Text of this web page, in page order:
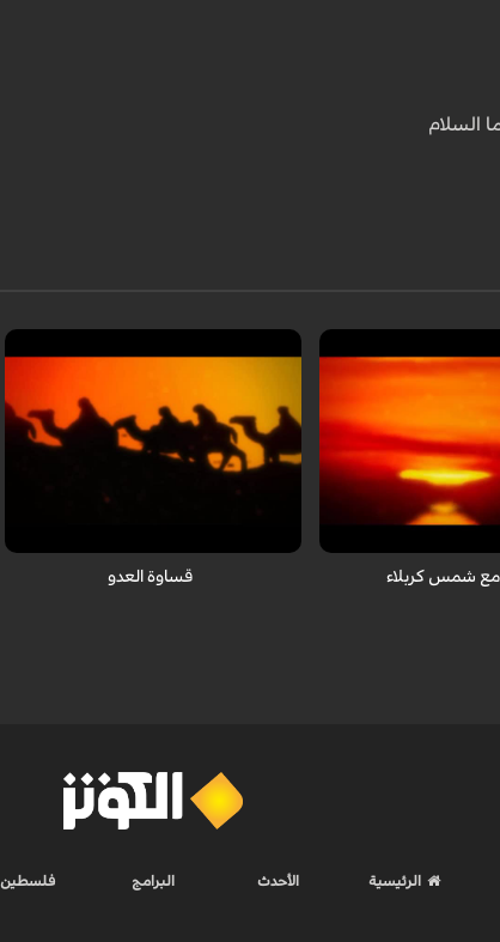
السلام
عن عاشوراء الإمام الحسین
شمس كربلاء
تعابیر قلبیة لیافع عن عاشوراء الإمام الحسین
قساوة العدو
الرئيسية الأحدث البرامج فلسطين